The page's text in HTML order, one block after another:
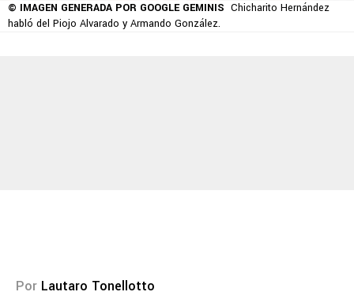
© IMAGEN GENERADA POR GOOGLE GEMINIS Chicharito Hernández
habló del Piojo Alvarado y Armando González.
Por Lautaro Tonellotto